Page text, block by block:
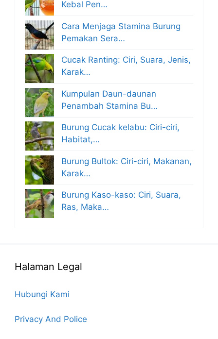
Kebal Pen…
Cara Menjaga Stamina Burung
Pemakan Sera…
Cucak Ranting: Ciri, Suara, Jenis,
Karak…
Kumpulan Daun-daunan
Penambah Stamina Bu…
Burung Cucak kelabu: Ciri-ciri,
Habitat,…
Burung Bultok: Ciri-ciri, Makanan,
Karak…
Burung Kaso-kaso: Ciri, Suara,
Ras, Maka…
Halaman Legal
Hubungi Kami
Privacy And Police